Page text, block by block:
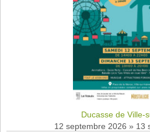
Ducasse de Ville-
12 septembre 2026 » 13